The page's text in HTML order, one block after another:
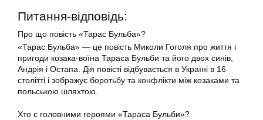
Питання-відповідь:
Про що повість «Тарас Бульба»?
«Тарас Бульба» — це повість Миколи Гоголя про життя і
пригоди козака-воїна Тараса Бульби та його двох синів,
Андрія і Остапа. Дія повісті відбувається в Україні в 16
столітті і зображує боротьбу та конфлікти між козаками та
польською шляхтою.
Хто є головними героями «Тараса Бульби»?